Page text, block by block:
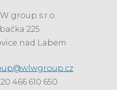
group s.r.o.
225
nad Labem
466 610 650